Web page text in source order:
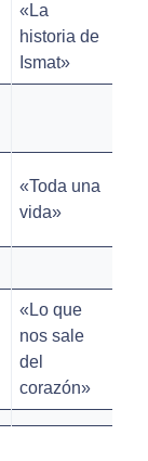
«La
historia de
Ismat»
«Toda una
vida»
«Lo que
nos sale
del
corazón»